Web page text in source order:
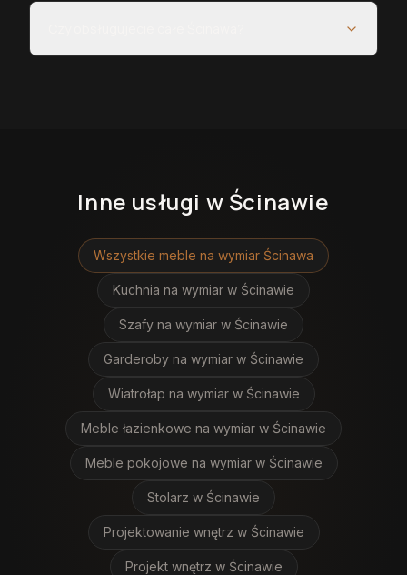
Inne usługi w Ścinawie
Wszystkie meble na wymiar Ścinawa
Kuchnia na wymiar w Ścinawie
Szafy na wymiar w Ścinawie
Garderoby na wymiar w Ścinawie
Wiatrołap na wymiar w Ścinawie
Meble łazienkowe na wymiar w Ścinawie
Meble pokojowe na wymiar w Ścinawie
Stolarz w Ścinawie
Projektowanie wnętrz w Ścinawie
Projekt wnętrz w Ścinawie